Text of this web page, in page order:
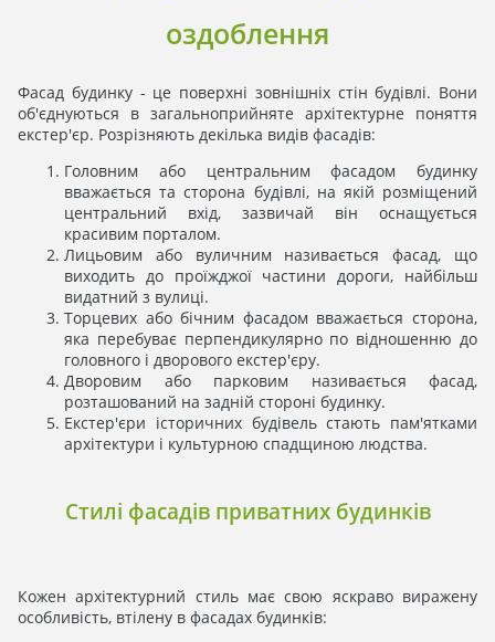
оздоблення
Фасад будинку - це поверхні зовнішніх стін будівлі. Вони
об'єднуються в загальноприйняте архітектурне поняття
екстер'єр. Розрізняють декілька видів фасадів:
Головним або центральним фасадом будинку
вважається та сторона будівлі, на якій розміщений
центральний вхід, зазвичай він оснащується
красивим порталом.
Лицьовим або вуличним називається фасад, що
виходить до проїжджої частини дороги, найбільш
видатний з вулиці.
Торцевих або бічним фасадом вважається сторона,
яка перебуває перпендикулярно по відношенню до
головного і дворового екстер'єру.
Дворовим або парковим називається фасад,
розташований на задній стороні будинку.
Екстер'єри історичних будівель стають пам'ятками
архітектури і культурною спадщиною людства.
Стилі фасадів приватних будинків
Кожен архітектурний стиль має свою яскраво виражену
особливість, втілену в фасадах будинків: